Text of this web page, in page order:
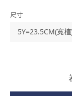
尺寸